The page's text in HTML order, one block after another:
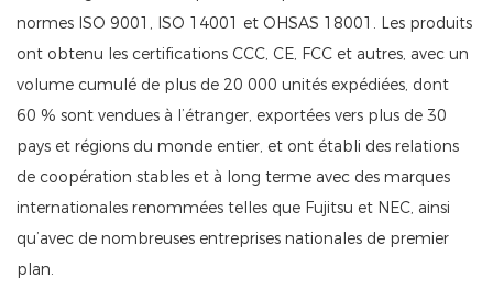
normes ISO 9001, ISO 14001 et OHSAS 18001. Les produits
ont obtenu les certifications CCC, CE, FCC et autres, avec un
volume cumulé de plus de 20 000 unités expédiées, dont
60 % sont vendues à l’étranger, exportées vers plus de 30
pays et régions du monde entier, et ont établi des relations
de coopération stables et à long terme avec des marques
internationales renommées telles que Fujitsu et NEC, ainsi
qu’avec de nombreuses entreprises nationales de premier
plan.